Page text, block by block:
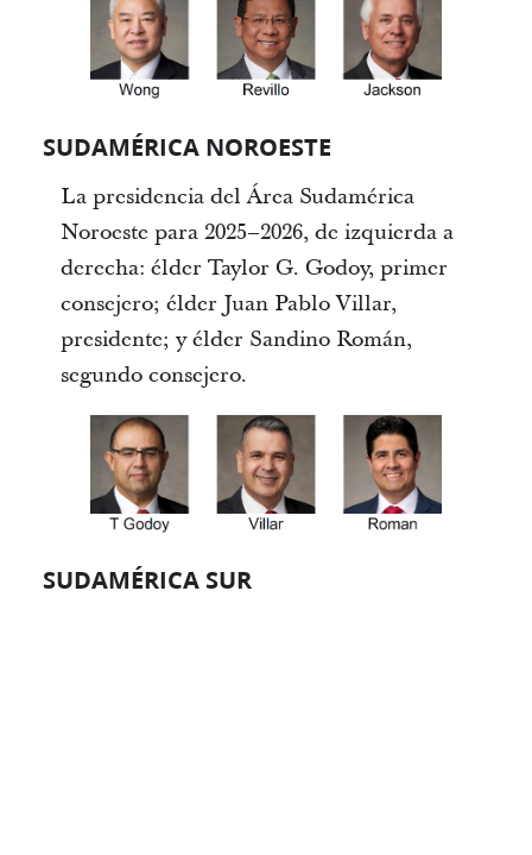
SUDAMÉRICA NOROESTE
La presidencia del Área Sudamérica
Noroeste para 2025–2026, de izquierda a
derecha: élder Taylor G. Godoy, primer
consejero; élder Juan Pablo Villar,
presidente; y élder Sandino Román,
segundo consejero.
SUDAMÉRICA SUR